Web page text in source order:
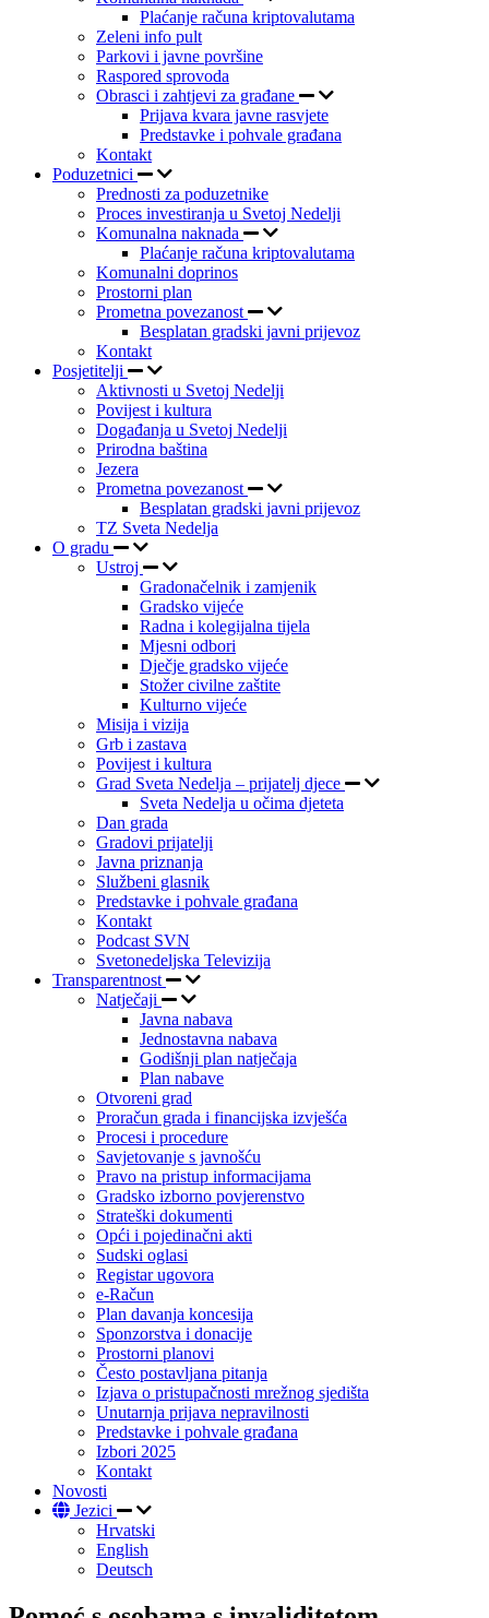
Plaćanje računa kriptovalutama
Zeleni info pult
Parkovi i javne površine
Raspored sprovoda
Obrasci i zahtjevi za građane
Prijava kvara javne rasvjete
Predstavke i pohvale građana
Kontakt
Poduzetnici
Prednosti za poduzetnike
Proces investiranja u Svetoj Nedelji
Komunalna naknada
Plaćanje računa kriptovalutama
Komunalni doprinos
Prostorni plan
Prometna povezanost
Besplatan gradski javni prijevoz
Kontakt
Posjetitelji
Aktivnosti u Svetoj Nedelji
Povijest i kultura
Događanja u Svetoj Nedelji
Prirodna baština
Jezera
Prometna povezanost
Besplatan gradski javni prijevoz
TZ Sveta Nedelja
O gradu
Ustroj
Gradonačelnik i zamjenik
Gradsko vijeće
Radna i kolegijalna tijela
Mjesni odbori
Dječje gradsko vijeće
Stožer civilne zaštite
Kulturno vijeće
Misija i vizija
Grb i zastava
Povijest i kultura
Grad Sveta Nedelja – prijatelj djece
Sveta Nedelja u očima djeteta
Dan grada
Gradovi prijatelji
Javna priznanja
Službeni glasnik
Predstavke i pohvale građana
Kontakt
Podcast SVN
Svetonedeljska Televizija
Transparentnost
Natječaji
Javna nabava
Jednostavna nabava
Godišnji plan natječaja
Plan nabave
Otvoreni grad
Proračun grada i financijska izvješća
Procesi i procedure
Savjetovanje s javnošću
Pravo na pristup informacijama
Gradsko izborno povjerenstvo
Strateški dokumenti
Opći i pojedinačni akti
Sudski oglasi
Registar ugovora
e-Račun
Plan davanja koncesija
Sponzorstva i donacije
Prostorni planovi
Često postavljana pitanja
Izjava o pristupačnosti mrežnog sjedišta
Unutarnja prijava nepravilnosti
Predstavke i pohvale građana
Izbori 2025
Kontakt
Novosti
Jezici
Hrvatski
English
Deutsch